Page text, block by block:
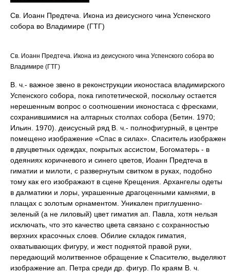
Св. Иоанн Предтеча. Икона из деисусного чина Успенского
собора во Владимире (ГТГ)
Св. Иоанн Предтеча. Икона из деисусного чина Успенского собора во
Владимире (ГТГ)
В. ч.- важное звено в реконструкции иконостаса владимирского
Успенского собора, пока гипотетической, поскольку остается
нерешенным вопрос о соотношении иконостаса с фресками,
сохранившимися на алтарных столпах собора (Бетин. 1970;
Ильин. 1970). деисусный ряд В. ч.- полнофигурный, в центре
помещено изображение «Спас в силах». Спаситель изображен
в двуцветных одеждах, покрытых ассистом, Богоматерь - в
одеяниях коричневого и синего цветов, Иоанн Предтеча в
гиматии и милоти, с развернутым свитком в руках, подобно
тому как его изображают в сцене Крещения. Архангелы одеты
в далматики и лоры, украшенные драгоценными камнями, в
плащах с золотым орнаментом. Уникален приглушенно-
зеленый (а не лиловый) цвет гиматия ап. Павла, хотя нельзя
исключать, что это качество цвета связано с сохранностью
верхних красочных слоев. Обилие складок гиматия,
охватывающих фигуру, и жест поднятой правой руки,
передающий молитвенное обращение к Спасителю, выделяют
изображение ап. Петра среди др. фигур. По краям В. ч.